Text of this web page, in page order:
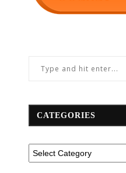
CATEGORIES